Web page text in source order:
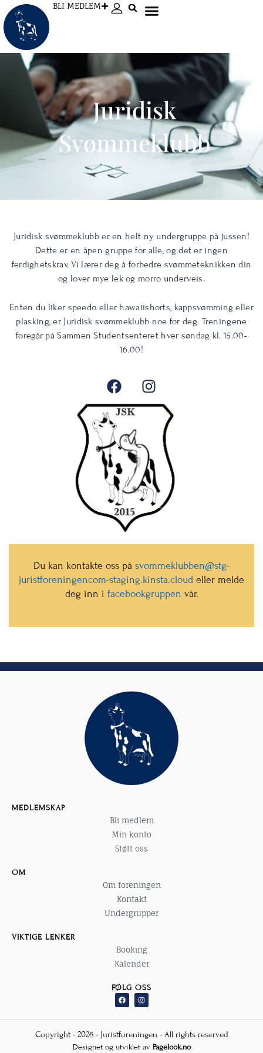
Hopp
rett
til
innholdet
BLI MEDLEM
Juridisk
Svømmeklubb
Juridisk svømmeklubb er en helt ny undergruppe på jussen!
Dette er en åpen gruppe for alle, og det er ingen
ferdighetskrav. Vi lærer deg å forbedre svømmeteknikken din
og lover mye lek og morro underveis.
Enten du liker speedo eller hawaiishorts, kappsvømming eller
plasking, er Juridisk svømmeklubb noe for deg. Treningene
foregår på Sammen Studentsenteret hver søndag kl. 15.00-
16.00!
F
a
c
e
b
o
o
k
I
n
s
g
r
a
m
Du kan kontakte oss på svommeklubben@stg-
juristforeningencom-staging.kinsta.cloud eller melde
deg inn i facebookgruppen vår.
MEDLEMSKAP
Bli medlem
Min konto
Støtt oss
OM
Om foreningen
Kontakt
Undergrupper
VIKTIGE LENKER
Booking
Kalender
FØLG OSS
F
a
c
o
k
I
n
s
r
a
Copyright - 2026 - Juristforeningen - All rights reserved
Designet og utviklet av Pagelook.no